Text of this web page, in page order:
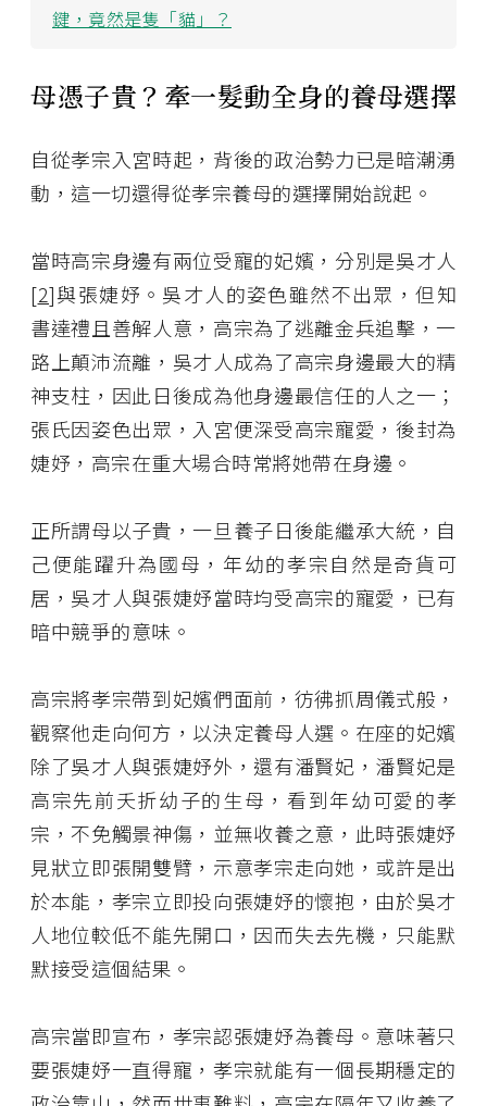
鍵，竟然是隻「貓」？
母憑子貴？牽一髮動全身的養母選擇
自從孝宗入宮時起，背後的政治勢力已是暗潮湧
動，這一切還得從孝宗養母的選擇開始說起。
當時高宗身邊有兩位受寵的妃嬪，分別是吳才人
[2]與張婕妤。吳才人的姿色雖然不出眾，但知
書達禮且善解人意，高宗為了逃離金兵追擊，一
路上顛沛流離，吳才人成為了高宗身邊最大的精
神支柱，因此日後成為他身邊最信任的人之一；
張氏因姿色出眾，入宮便深受高宗寵愛，後封為
婕妤，高宗在重大場合時常將她帶在身邊。
正所謂母以子貴，一旦養子日後能繼承大統，自
己便能躍升為國母，年幼的孝宗自然是奇貨可
居，吳才人與張婕妤當時均受高宗的寵愛，已有
暗中競爭的意味。
高宗將孝宗帶到妃嬪們面前，彷彿抓周儀式般，
觀察他走向何方，以決定養母人選。在座的妃嬪
除了吳才人與張婕妤外，還有潘賢妃，潘賢妃是
高宗先前夭折幼子的生母，看到年幼可愛的孝
宗，不免觸景神傷，並無收養之意，此時張婕妤
見狀立即張開雙臂，示意孝宗走向她，或許是出
於本能，孝宗立即投向張婕妤的懷抱，由於吳才
人地位較低不能先開口，因而失去先機，只能默
默接受這個結果。
高宗當即宣布，孝宗認張婕妤為養母。意味著只
要張婕妤一直得寵，孝宗就能有一個長期穩定的